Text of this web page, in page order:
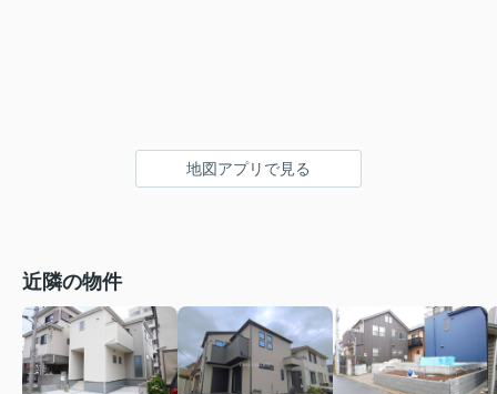
地図アプリで見る
近隣の物件